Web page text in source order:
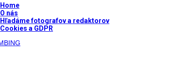
Home
O nás
Hľadáme fotografov a redaktorov
Cookies a GDPR